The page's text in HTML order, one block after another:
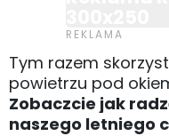
Tym razem
powietrzu pod
Zobaczcie jak
naszego letniego